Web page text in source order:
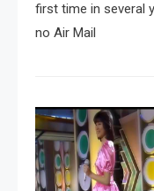
first time in several
no Air Mail